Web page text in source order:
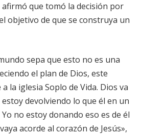
que tomó la decisión por
objetivo de que se construya un
sepa que esto no es una
el plan de Dios, este
la iglesia Soplo de Vida. Dios va
devolviendo lo que él en un
no estoy donando eso es de él
acorde al corazón de Jesús»,